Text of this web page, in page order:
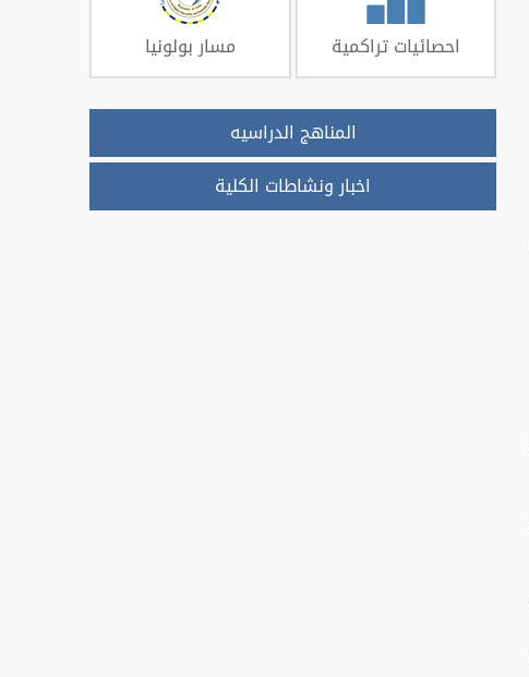
احصائيات تراكمية مسار بولونيا
المناهج الدراسيه
اخبار ونشاطات الكلية